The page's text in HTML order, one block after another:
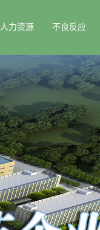
人力资源 不良反应